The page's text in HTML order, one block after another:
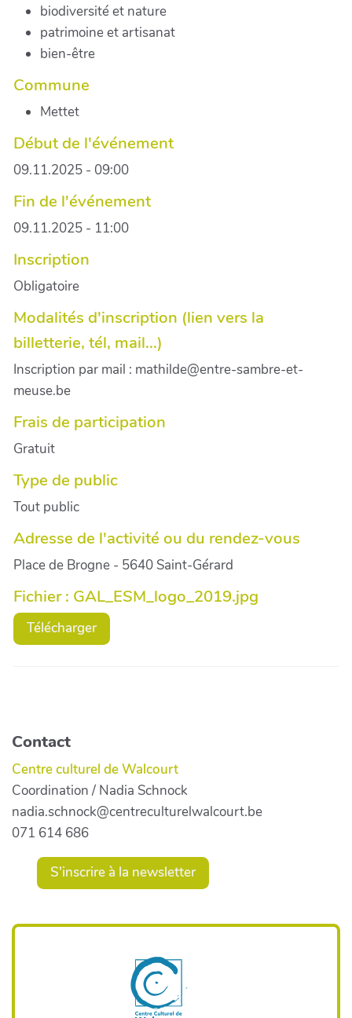
biodiversité et nature
patrimoine et artisanat
bien-être
Commune
Mettet
Début de l'événement
09.11.2025 - 09:00
Fin de l'événement
09.11.2025 - 11:00
Inscription
Obligatoire
Modalités d'inscription (lien vers la
billetterie, tél, mail...)
Inscription par mail : mathilde@entre-sambre-et-
meuse.be
Frais de participation
Gratuit
Type de public
Tout public
Adresse de l'activité ou du rendez-vous
Place de Brogne - 5640 Saint-Gérard
Fichier : GAL_ESM_logo_2019.jpg
Télécharger
Contact
Centre culturel de Walcourt
Coordination / Nadia Schnock
nadia.schnock@centreculturelwalcourt.be
071 614 686
S'inscrire à la newsletter